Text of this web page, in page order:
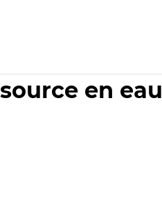
en eau